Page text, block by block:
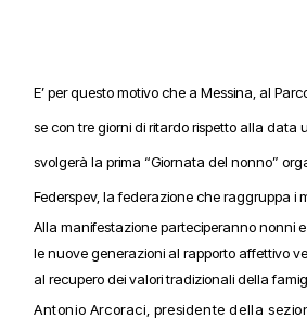
E’ per questo motivo che a Messina, al
se con tre giorni di ritardo rispetto alla data
svolgerà la prima “Giornata del nonno”
Federspev, la federazione che raggruppa i
Alla manifestazione parteciperanno nonni
le nuove generazioni al rapporto affettivo
al recupero dei valori tradizionali della
Antonio Arcoraci, presidente della